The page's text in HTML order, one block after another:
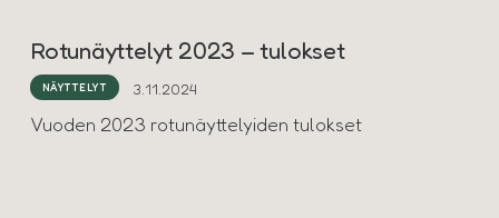
Rotunäyttelyt 2023 – tulokset
NÄYTTELYT 3.11.2024
Vuoden 2023 rotunäyttelyiden tulokset